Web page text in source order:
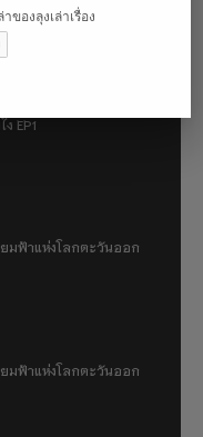
EP1
ยมฟ้าแห่งโลกตะวันออก
ยมฟ้าแห่งโลกตะวันออก